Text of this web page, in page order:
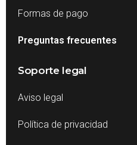
Formas de pago
Preguntas frecuentes
Soporte legal
Aviso legal
Política de privacidad